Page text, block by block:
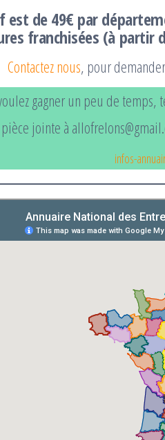
est de49€ par
franchisées (à partir
Contactez nous, pour
gagner un peu de temps,
jointe à
infos-